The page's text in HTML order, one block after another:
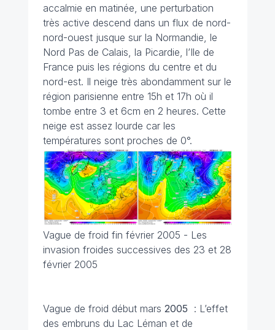
accalmie en matinée, une perturbation
très active descend dans un flux de nord-
nord-ouest jusque sur la Normandie, le
Nord Pas de Calais, la Picardie, l’Ile de
France puis les régions du centre et du
nord-est. Il neige très abondamment sur le
région parisienne entre 15h et 17h où il
tombe entre 3 et 6cm en 2 heures. Cette
neige est assez lourde car les
températures sont proches de 0°.
Vague de froid fin février 2005 - Les
invasion froides successives des 23 et 28
février 2005
Vague de froid début mars 2005 : L’effet
des embruns du Lac Léman et de